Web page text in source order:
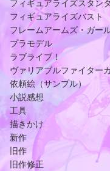
フィギュアライズスタン
フィギュアライズバスト
フレームアームズ・ガー
プラモデル
ラブライブ！
ヴァリアブルファイター
依頼絵（サンプル）
小説感想
工具
描きかけ
新作
旧作
旧作修正